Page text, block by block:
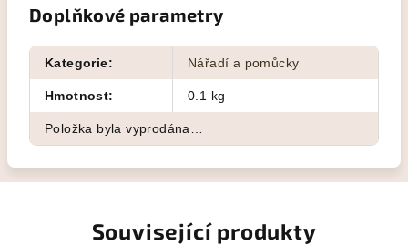
Doplňkové parametry
Kategorie: Nářadí a pomůcky
Hmotnost: 0.1 kg
Položka byla vyprodána…
Související produkty